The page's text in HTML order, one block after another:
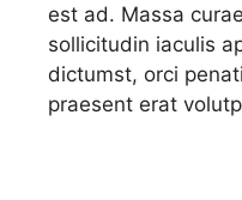
est ad. Massa
sollicitudin iaculis
dictumst, orci
praesent erat